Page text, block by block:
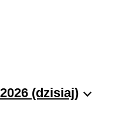
(dzisiaj)